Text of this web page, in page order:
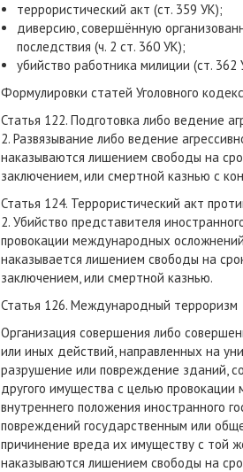
террористический акт (ст. 359 УК);
диверсию, совершённую
последствия (ч. 2 ст. 360 УК);
убийство работника милиции (ст. 362
Формулировки статей Уголовного
Статья 122. Подготовка либо ведение
2. Развязывание либо ведение
наказываются лишением свободы на
заключением, или смертной казнью с
Статья 124. Террористический акт
2. Убийство представителя
провокации международных
наказывается лишением свободы на
заключением, или смертной казнью.
Статья 126. Международный терроризм
Организация совершения либо
или иных действий, направленных на
разрушение или повреждение зданий,
другого имущества с целью
внутреннего положения иностранного
повреждений государственным или
причинение вреда их имуществу с той
наказываются лишением свободы на